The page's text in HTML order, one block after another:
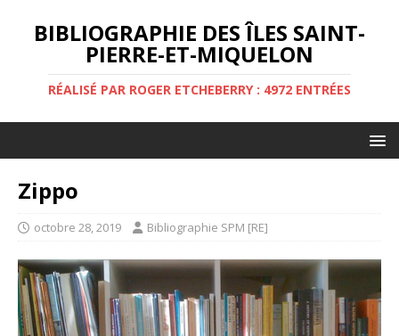
BIBLIOGRAPHIE DES ÎLES SAINT-
PIERRE-ET-MIQUELON
RÉALISÉ PAR ROGER ETCHEBERRY : 4972 ENTRÉES
Zippo
octobre 28, 2019 Bibliographie SPM [RE]